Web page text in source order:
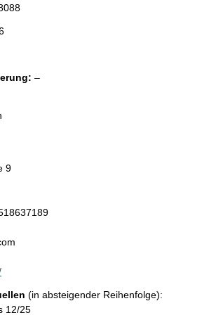
–l
9
(in absteigender Reihenfolge):
12/25